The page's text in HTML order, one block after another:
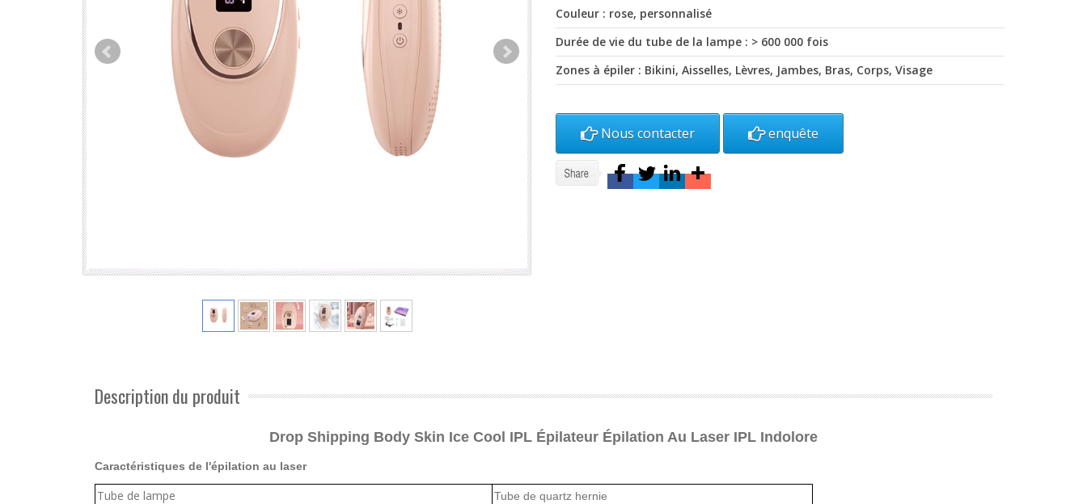
Couleur : rose, personnalisé
Durée de vie du tube de la lampe : > 600 000 fois
Zones à épiler : Bikini, Aisselles, Lèvres, Jambes, Bras, Corps, Visage
Nous contacter enquête
Description du produit
Drop Shipping Body Skin Ice Cool IPL Épilateur Épilation Au Laser IPL Indolore
Caractéristiques de l'épilation au laser
Tube de lampe
Tube de quartz hernie